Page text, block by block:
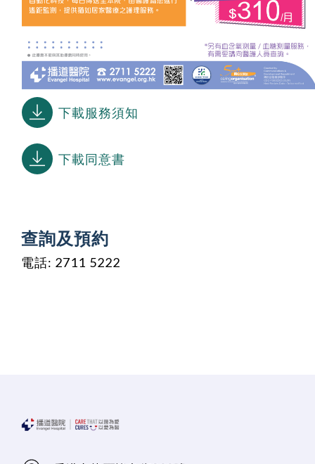
下載服務須知
下載同意書
查詢及預約
電話: 2711 5222